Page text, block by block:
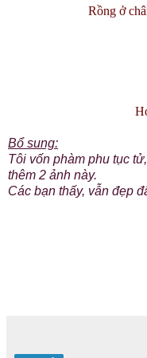
Rồng ở
Bổ sung:
Tôi vốn phàm phu tục
thêm 2 ảnh này.
Các bạn thấy, vẫn đẹp